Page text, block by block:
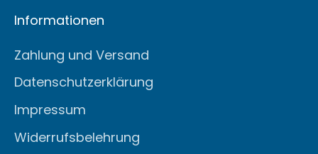
Informationen
Zahlung und Versand
Datenschutzerklärung
Impressum
Widerrufsbelehrung